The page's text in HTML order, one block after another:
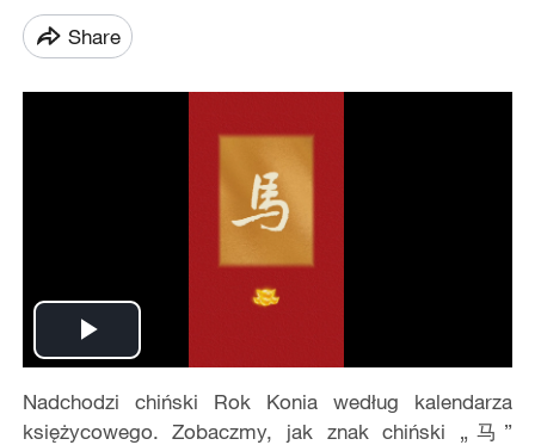
Share
Play
Video
Nadchodzi chiński Rok Konia według kalendarza
księżycowego. Zobaczmy, jak znak chiński „马”